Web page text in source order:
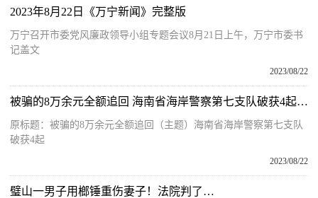
2023年8月22日《万宁新闻》完整版
万宁召开市委党风廉政领导小组专题会议8月21日上午，万宁市委书
记盖文
2023/08/22
被骗的8万余元全额追回 海南省海岸警察第七支队破获4起诈骗案
原标题：被骗的8万余元全额追回（主题）海南省海岸警察第七支队
破获4起
2023/08/22
璧山一男子用榔锤重伤妻子！法院判了…